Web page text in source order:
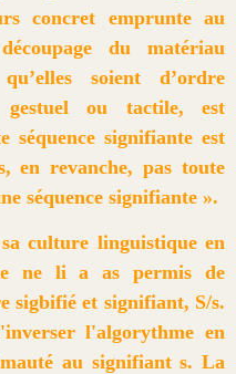
concret emprunte au
du matériau
soient d’ordre
gestuel ou tactile, est
séquence signifiante est
en revanche, pas toute
séquence signifiante ».
culture linguistique en
ne li a as permis de
sigbifié et signifiant, S/s.
l'algorythme en
au signifiant s. La